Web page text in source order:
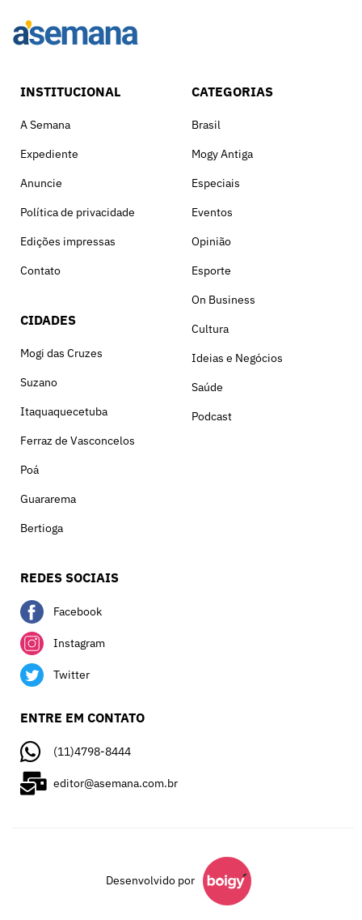
INSTITUCIONAL
A Semana
Expediente
Anuncie
Política de privacidade
Edições impressas
Contato
CIDADES
Mogi das Cruzes
Suzano
Itaquaquecetuba
Ferraz de Vasconcelos
Poá
Guararema
Bertioga
CATEGORIAS
Brasil
Mogy Antiga
Especiais
Eventos
Opinião
Esporte
On Business
Cultura
Ideias e Negócios
Saúde
Podcast
REDES SOCIAIS
Facebook
Instagram
Twitter
ENTRE EM CONTATO
(11)4798-8444
editor@asemana.com.br
Desenvolvido por